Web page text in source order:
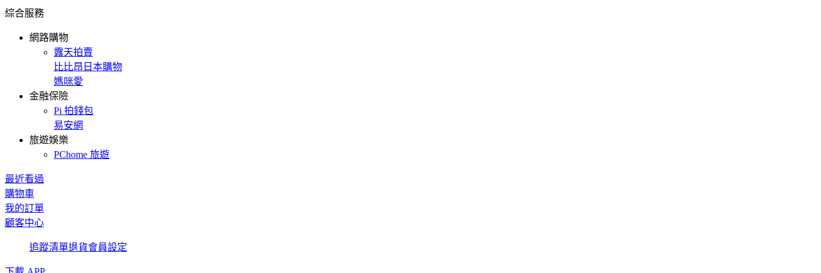
綜合服務
網路購物
露天拍賣
比比昂日本購物
媽咪愛
金融保險
Pi 拍錢包
易安網
旅遊娛樂
PChome 旅遊
最近看過
購物車
我的訂單
顧客中心
追蹤清單退貨會員設定